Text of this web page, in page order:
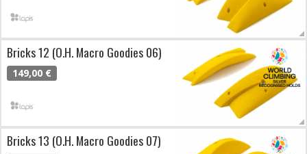
Bricks 12 (O.H. Macro Goodies 06)
149,00 €
Bricks 13 (O.H. Macro Goodies 07)